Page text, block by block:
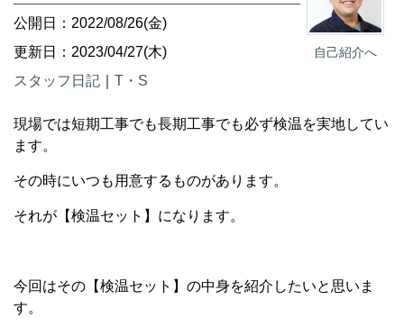
自己紹介へ
公開日：2022/08/26(金)
更新日：2023/04/27(木)
スタッフ日記
T・S
現場では短期工事でも長期工事でも必ず検温を実地してい
ます。
その時にいつも用意するものがあります。
それが【検温セット】になります。
今回はその【検温セット】の中身を紹介したいと思いま
す。